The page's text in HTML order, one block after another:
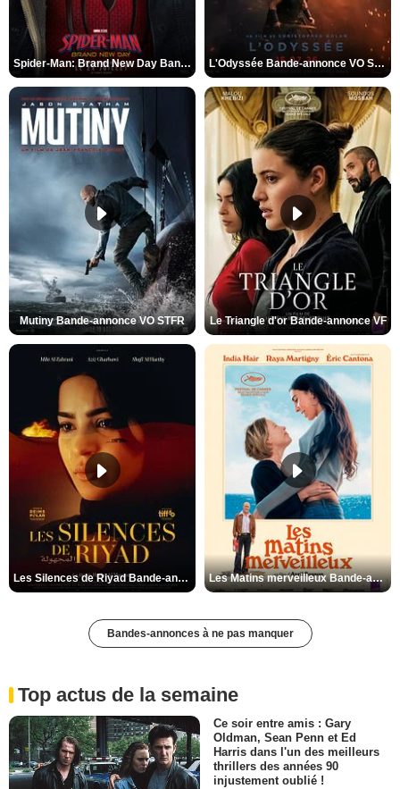
Spider-Man: Brand New Day Bande-annonce VO STFR L'Odyssée Bande-annonce VO STFR
Mutiny Bande-annonce VO STFR Le Triangle d'or Bande-annonce VF
Les Silences de Riyad Bande-annonce VO STFR Les Matins merveilleux Bande-annonce VF
Bandes-annonces à ne pas manquer
Top actus de la semaine
Ce soir entre amis : Gary
Oldman, Sean Penn et Ed
Harris dans l'un des meilleurs
thrillers des années 90
injustement oublié !